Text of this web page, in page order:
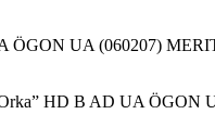
ÖGON UA (060207)
HD B AD UA